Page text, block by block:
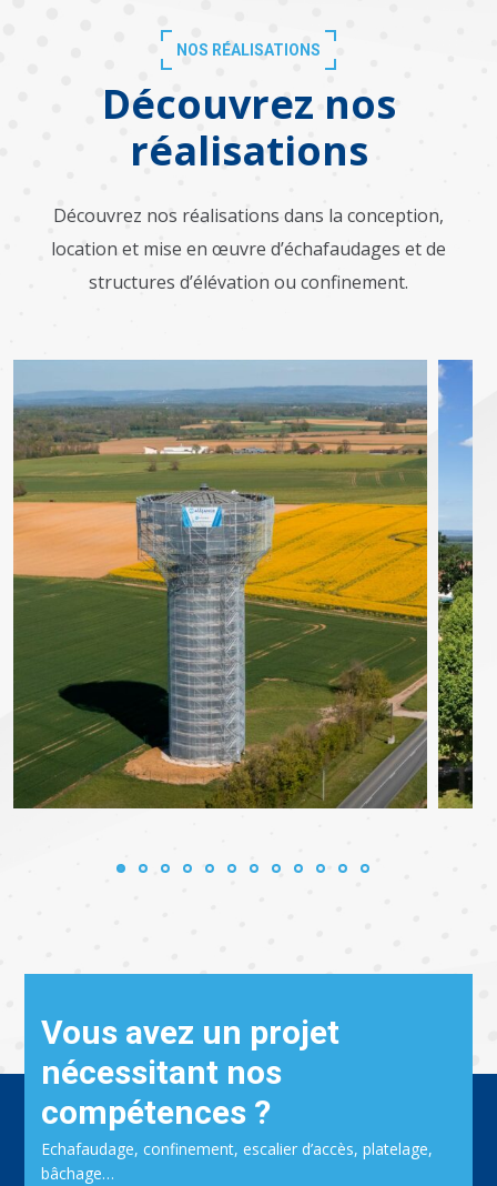
NOS RÉALISATIONS
Découvrez nos
réalisations
Découvrez nos réalisations dans la conception,
location et mise en œuvre d’échafaudages et de
structures d’élévation ou confinement.
Vous avez un projet
nécessitant nos
compétences ?
Echafaudage, confinement, escalier d’accès, platelage,
bâchage…